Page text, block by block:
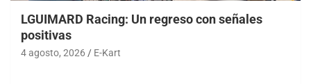
LGUIMARD Racing: Un regreso con señales
positivas
4 agosto, 2026 E-Kart